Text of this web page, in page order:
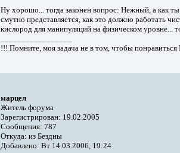
Ну хорошо... тогда законен вопрос: Нежный, а как ты
смутно представляется, как это должно работать
кислород для манипуляций на физическом уровне...
!!! Помните, моя задача не в том, чтобы
марцел
Житель форума
Зарегистрирован: 19.02.2005
Сообщения: 787
Откуда: из Бездны
Добавлено: Вт 14.03.2006, 19:24